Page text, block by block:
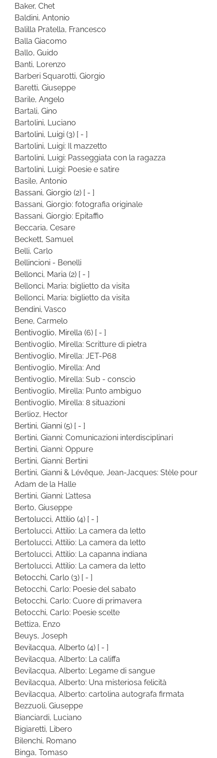
Baker, Chet
Baldini, Antonio
Balilla Pratella, Francesco
Balla Giacomo
Ballo, Guido
Banti, Lorenzo
Barberi Squarotti, Giorgio
Baretti, Giuseppe
Barile, Angelo
Bartali, Gino
Bartolini, Luciano
Bartolini, Luigi (3) [ - ]
Bartolini, Luigi: Il mazzetto
Bartolini, Luigi: Passeggiata con la ragazza
Bartolini, Luigi: Poesie e satire
Basile, Antonio
Bassani, Giorgio (2) [ - ]
Bassani, Giorgio: fotografia originale
Bassani, Giorgio: Epitaffio
Beccaria, Cesare
Beckett, Samuel
Belli, Carlo
Bellincioni - Benelli
Bellonci, Maria (2) [ - ]
Bellonci, Maria: biglietto da visita
Bellonci, Maria: biglietto da visita
Bendini, Vasco
Bene, Carmelo
Bentivoglio, Mirella (6) [ - ]
Bentivoglio, Mirella: Scritture di pietra
Bentivoglio, Mirella: JET-P68
Bentivoglio, Mirella: And
Bentivoglio, Mirella: Sub - conscio
Bentivoglio, Mirella: Punto ambiguo
Bentivoglio, Mirella: 8 situazioni
Berlioz, Hector
Bertini, Gianni (5) [ - ]
Bertini, Gianni: Comunicazioni interdisciplinari
Bertini, Gianni: Oppure
Bertini, Gianni: Bertini
Bertini, Gianni & Lévêque, Jean-Jacques: Stèle pour
Adam de la Halle
Bertini, Gianni: L’attesa
Berto, Giuseppe
Bertolucci, Attilio (4) [ - ]
Bertolucci, Attilio: La camera da letto
Bertolucci, Attilio: La camera da letto
Bertolucci, Attilio: La capanna indiana
Bertolucci, Attilio: La camera da letto
Betocchi, Carlo (3) [ - ]
Betocchi, Carlo: Poesie del sabato
Betocchi, Carlo: Cuore di primavera
Betocchi, Carlo: Poesie scelte
Bettiza, Enzo
Beuys, Joseph
Bevilacqua, Alberto (4) [ - ]
Bevilacqua, Alberto: La califfa
Bevilacqua, Alberto: Legame di sangue
Bevilacqua, Alberto: Una misteriosa felicità
Bevilacqua, Alberto: cartolina autografa firmata
Bezzuoli, Giuseppe
Bianciardi, Luciano
Bigiaretti, Libero
Bilenchi, Romano
Binga, Tomaso